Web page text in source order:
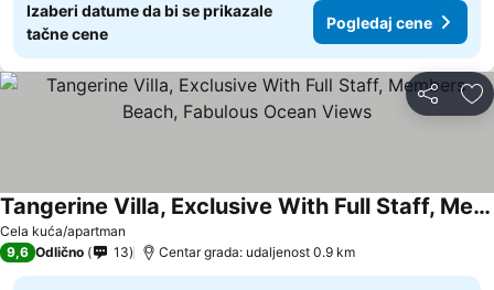
Izaberi datume da bi se prikazale
tačne cene
Pogledaj cene
Deli
Cela kuća/apartman
Tangerine Villa, Exclusive With Full Staff, Members Beach, Fabulous Ocean Views
9,6 Odlično 13 Centar grada: udaljenost 0.9 km